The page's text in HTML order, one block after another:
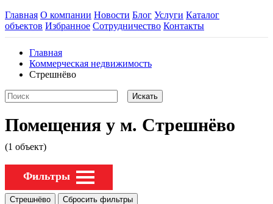
Главная О компании Новости Блог Услуги Каталог
объектов Избранное Сотрудничество Контакты
Главная
Коммерческая недвижимость
Стрешнёво
Помещения у м. Стрешнёво
(1 объект)
Фильтры